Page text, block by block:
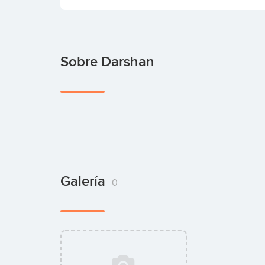
Sobre Darshan
Galería 0